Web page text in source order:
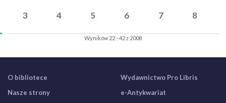
3 4 5 6 7 8
Wyników 22 - 42 z 2008
O bibliotece
Nasze strony
Wydawnictwo Pro Libris
e-Antykwariat